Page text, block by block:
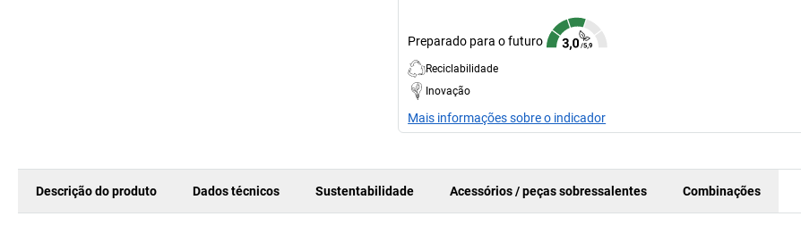
Preparado para o futuro
Reciclabilidade
Inovação
Mais informações sobre o indicador
Descrição do produto Dados técnicos Sustentabilidade Acessórios / peças sobressalentes Combinações